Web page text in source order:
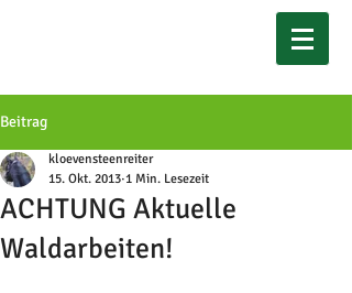
Beitrag
ACHTUNG Aktuelle
Waldarbeiten!
kloevensteenreiter
15. Okt. 2013 1 Min. Lesezeit